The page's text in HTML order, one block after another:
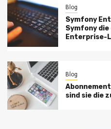
Blog
Symfony
Symfony
Enterprise-
Blog
sind sie die